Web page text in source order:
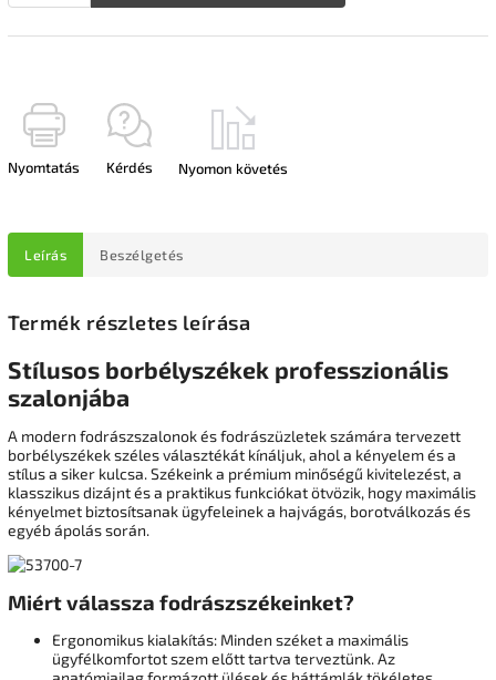
Nyomtatás Kérdés Nyomon követés
Leírás Beszélgetés
Termék részletes leírása
Stílusos borbélyszékek professzionális
szalonjába
A modern fodrászszalonok és fodrászüzletek számára tervezett
borbélyszékek széles választékát kínáljuk, ahol a kényelem és a
stílus a siker kulcsa. Székeink a prémium minőségű kivitelezést, a
klasszikus dizájnt és a praktikus funkciókat ötvözik, hogy maximális
kényelmet biztosítsanak ügyfeleinek a hajvágás, borotválkozás és
egyéb ápolás során.
Miért válassza fodrászszékeinket?
Ergonomikus kialakítás: Minden széket a maximális
ügyfélkomfortot szem előtt tartva terveztünk. Az